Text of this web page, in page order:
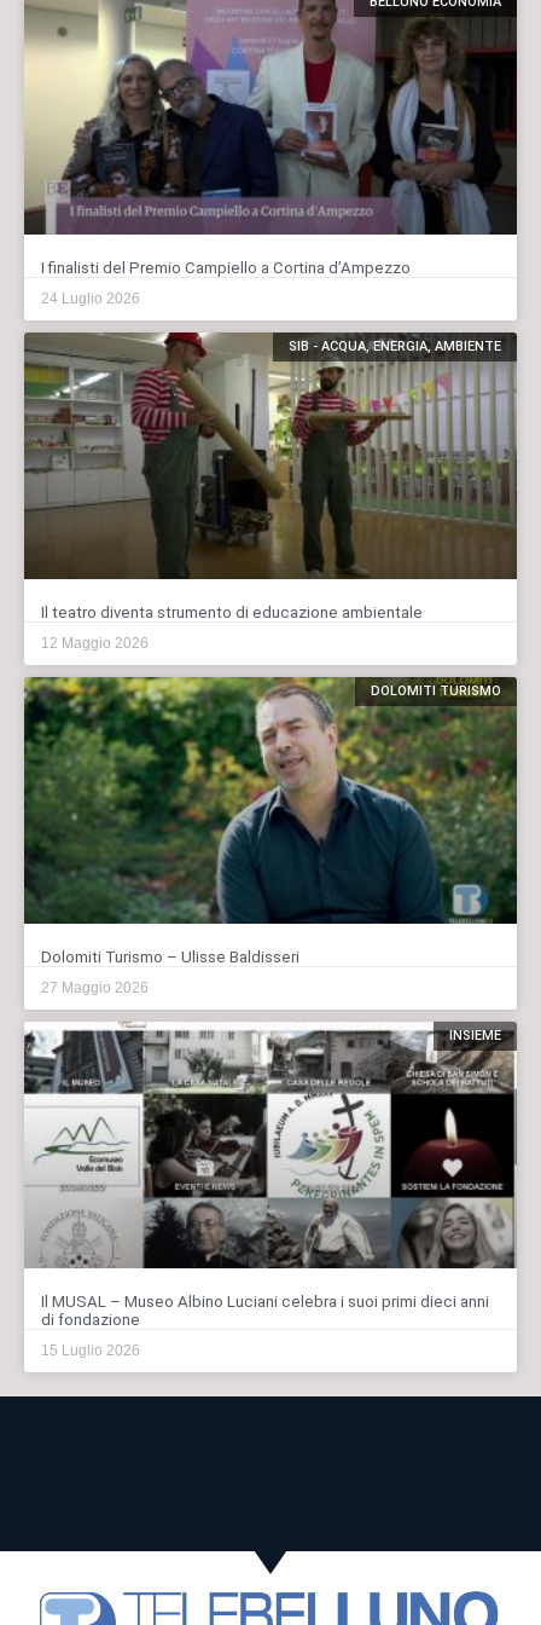
I finalisti del Premio Campiello a Cortina d’Ampezzo
24 Luglio 2026
SIB - ACQUA, ENERGIA, AMBIENTE
Il teatro diventa strumento di educazione ambientale
12 Maggio 2026
DOLOMITI TURISMO
Dolomiti Turismo – Ulisse Baldisseri
27 Maggio 2026
INSIEME
Il MUSAL – Museo Albino Luciani celebra i suoi primi dieci anni
di fondazione
15 Luglio 2026